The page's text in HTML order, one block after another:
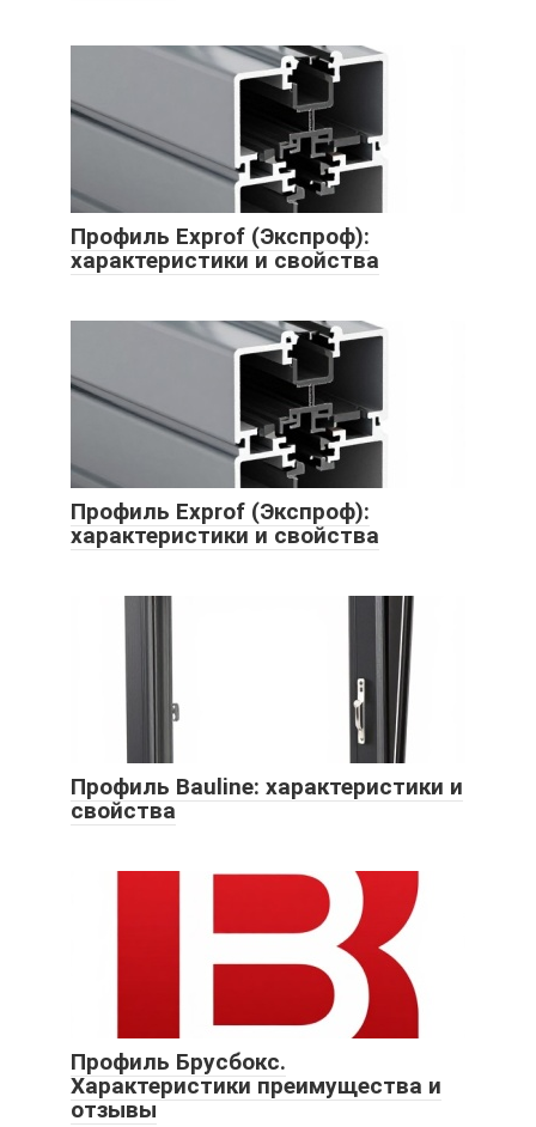
Профиль Exprof (Экспроф):
характеристики и свойства
Профиль Exprof (Экспроф):
характеристики и свойства
Профиль Bauline: характеристики и
свойства
Профиль Брусбокс.
Характеристики преимущества и
отзывы